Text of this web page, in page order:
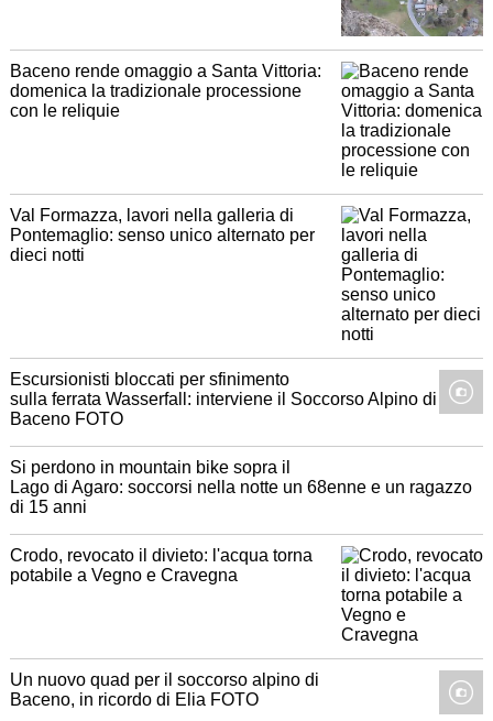
Baceno rende omaggio a Santa Vittoria:
domenica la tradizionale processione
con le reliquie
Val Formazza, lavori nella galleria di
Pontemaglio: senso unico alternato per
dieci notti
Escursionisti bloccati per sfinimento
sulla ferrata Wasserfall: interviene il Soccorso Alpino di
Baceno FOTO
Si perdono in mountain bike sopra il
Lago di Agaro: soccorsi nella notte un 68enne e un ragazzo
di 15 anni
Crodo, revocato il divieto: l'acqua torna
potabile a Vegno e Cravegna
Un nuovo quad per il soccorso alpino di
Baceno, in ricordo di Elia FOTO